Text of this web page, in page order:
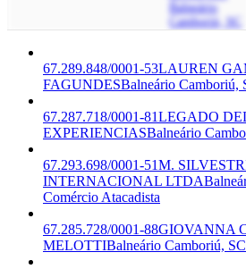
Balneário
Camboriú, SC
67.289.848/0001-53LAUREN
FAGUNDESBalneário Camboriú,
67.287.718/0001-81LEGADO
EXPERIENCIASBalneário
67.293.698/0001-51M.
INTERNACIONAL LTDA
Comércio Atacadista
67.285.728/0001-88GIOVANNA
MELOTTIBalneário Camboriú,